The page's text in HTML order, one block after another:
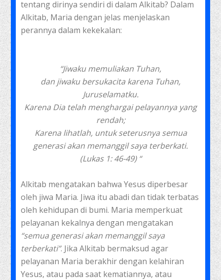
tentang dirinya sendiri di dalam Alkitab? Dalam
Alkitab, Maria dengan jelas menjelaskan
perannya dalam kekekalan:
“Jiwaku memuliakan Tuhan,
dan jiwaku bersukacita karena Tuhan,
Juruselamatku.
Karena Dia telah menghargai pelayannya yang
rendah;
Karena lihatlah, untuk seterusnya semua
generasi akan memanggil saya terberkati.
(Lukas 1: 46-49) “
Alkitab mengatakan bahwa Yesus diperbesar
oleh jiwa Maria. Jiwa itu abadi dan tidak terbatas
oleh kehidupan di bumi. Maria memperkuat
pelayanan kekalnya dengan mengatakan
“semua generasi akan memanggil saya
terberkati”. Jika Alkitab bermaksud agar
pelayanan Maria berakhir dengan kelahiran
Yesus, atau pada saat kematiannya, atau